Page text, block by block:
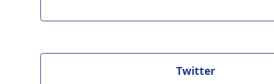
Twitter